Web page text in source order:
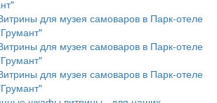
для музея самоваров в Парк-отеле
для музея самоваров в Парк-отеле
для музея самоваров в Парк-отеле